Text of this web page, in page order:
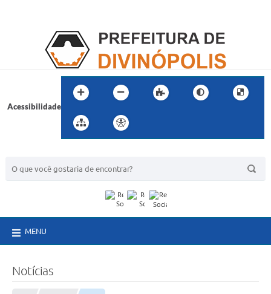
Acessibilidade
MENU
Notícias